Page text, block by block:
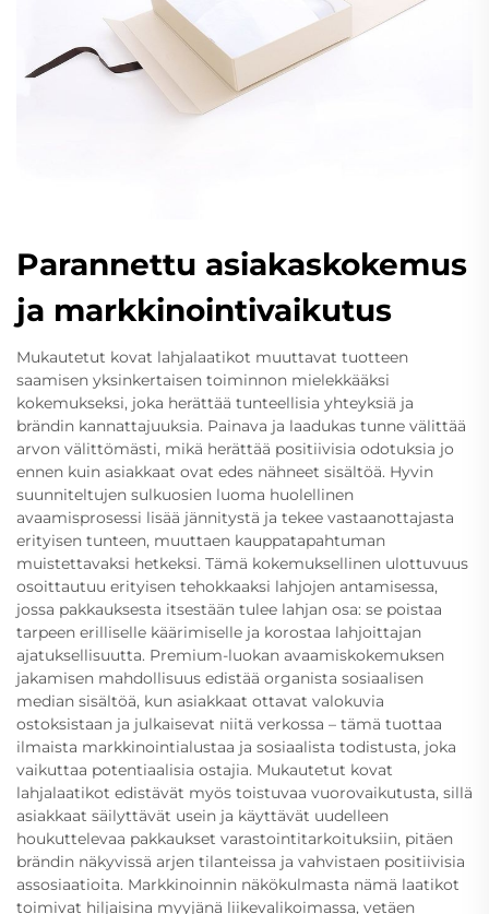
Parannettu asiakaskokemus
ja markkinointivaikutus
Mukautetut kovat lahjalaatikot muuttavat tuotteen
saamisen yksinkertaisen toiminnon mielekkääksi
kokemukseksi, joka herättää tunteellisia yhteyksiä ja
brändin kannattajuuksia. Painava ja laadukas tunne välittää
arvon välittömästi, mikä herättää positiivisia odotuksia jo
ennen kuin asiakkaat ovat edes nähneet sisältöä. Hyvin
suunniteltujen sulkuosien luoma huolellinen
avaamisprosessi lisää jännitystä ja tekee vastaanottajasta
erityisen tunteen, muuttaen kauppatapahtuman
muistettavaksi hetkeksi. Tämä kokemuksellinen ulottuvuus
osoittautuu erityisen tehokkaaksi lahjojen antamisessa,
jossa pakkauksesta itsestään tulee lahjan osa: se poistaa
tarpeen erilliselle käärimiselle ja korostaa lahjoittajan
ajatuksellisuutta. Premium-luokan avaamiskokemuksen
jakamisen mahdollisuus edistää organista sosiaalisen
median sisältöä, kun asiakkaat ottavat valokuvia
ostoksistaan ja julkaisevat niitä verkossa – tämä tuottaa
ilmaista markkinointialustaa ja sosiaalista todistusta, joka
vaikuttaa potentiaalisia ostajia. Mukautetut kovat
lahjalaatikot edistävät myös toistuvaa vuorovaikutusta, sillä
asiakkaat säilyttävät usein ja käyttävät uudelleen
houkuttelevaa pakkaukset varastointitarkoituksiin, pitäen
brändin näkyvissä arjen tilanteissa ja vahvistaen positiivisia
assosiaatioita. Markkinoinnin näkökulmasta nämä laatikot
toimivat hiljaisina myyjänä liikevalikoimassa, vetäen